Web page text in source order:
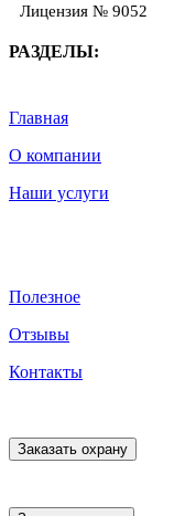
Лицензия № 9052
РАЗДЕЛЫ:
Главная
О компании
Наши услуги
Полезное
Отзывы
Контакты
Заказать охрану